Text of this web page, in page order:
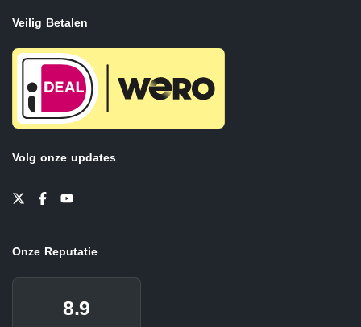
Veilig Betalen
Volg onze updates
Onze Reputatie
8.9